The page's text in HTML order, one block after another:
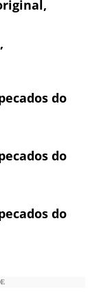
do
do
do